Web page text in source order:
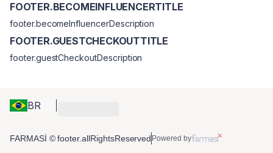
BR
FOOTER.BECOMEINFLUENCERTITLE
footer.becomeInfluencerDescription
FOOTER.GUESTCHECKOUTTITLE
footer.guestCheckoutDescription
FARMASİ © footer.allRightsReserved Powered by